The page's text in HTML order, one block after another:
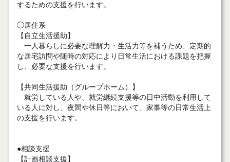
するための支援を行います。
◯居住系
【自立生活援助】
一人暮らしに必要な理解力・生活力等を補うため、定期的
な居宅訪問や随時の対応により日常生活における課題を把握
し、必要な支援を行います。
【共同生活援助（グループホーム）】
就労している人や、就労継続支援等の日中活動を利用して
いる人に対し、夜間や休日等において、家事等の日常生活上
の支援を行います。
●相談支援
【計画相談支援】